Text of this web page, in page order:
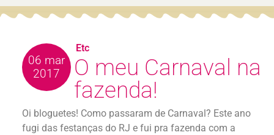
06 mar
2017
O meu Carnaval na
fazenda!
Oi bloguetes! Como passaram de Carnaval? Este ano
fugi das festanças do RJ e fui pra fazenda com a
Etc